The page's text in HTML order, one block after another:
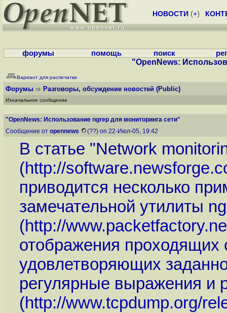
НОВОСТИ (+)
форумы помощь поиск
"OpenNews:
Вариант для распечатки
Форумы Разговоры, обсуждение новостей (Public)
Изначальное сообщение
"OpenNews: Использование ngrep для мониторинга сети"
Сообщение от opennews (??) on 22-Июл-05, 19:42
В статье "Network
(http://
приводится несколько
замечательной утилиты
(http://
отображения проходящих
удовлетворяющих
регулярные выражения и
(http://www.tcpdump.org/